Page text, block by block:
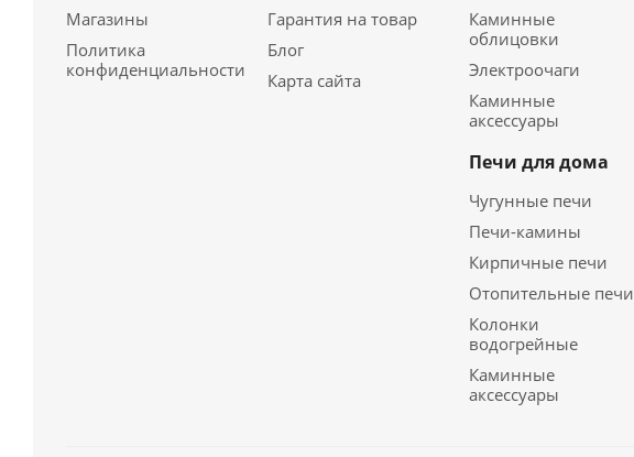
Магазины
Политика
конфиденциальности
Гарантия на товар
Блог
Карта сайта
Каминные
облицовки
Электроочаги
Каминные
аксессуары
Печи для дома
Чугунные печи
Печи-камины
Кирпичные печи
Отопительные печи
Колонки
водогрейные
Каминные
аксессуары